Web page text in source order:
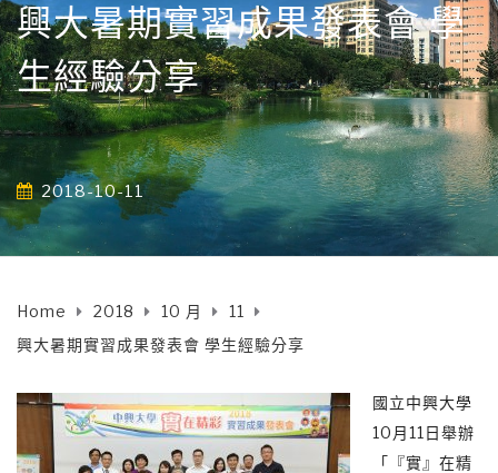
興大暑期實習成果發表會 學
生經驗分享
2018-10-11
Home 2018 10 月
11
興大暑期實習成果發表會 學生經驗分享
國立中興大學
10月11日舉辦
「『實』在精